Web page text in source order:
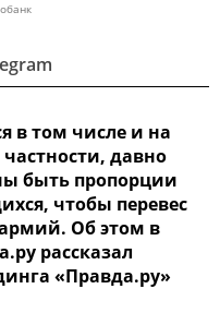
в том числе и на
давно
быть пропорции
чтобы перевес
Об этом в
рассказал
«Правда.ру»